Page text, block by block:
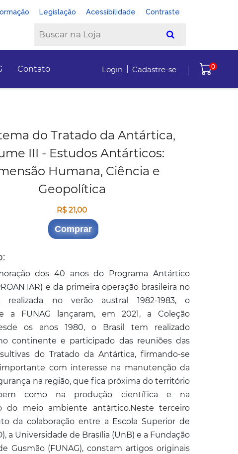
Legislação Acessibilidade Contraste
Contato Login Cadastre-se 0
do Tratado da Antártica,
III - Estudos Antárticos:
Humana, Ciência e
Geopolítica
R$ 21,00
Comprar
dos 40 anos do Programa Antártico
e da primeira operação brasileira no
realizada no verão austral 1982-1983, o
a FUNAG lançaram, em 2021, a Coleção
os anos 1980, o Brasil tem realizado
continente e participado das reuniões das
do Tratado da Antártica, firmando-se
com interesse na manutenção da
na região, que fica próxima do território
como na produção científica e na
do meio ambiente antártico.Neste terceiro
da colaboração entre a Escola Superior de
a Universidade de Brasília (UnB) e a Fundação
Gusmão (FUNAG), constam artigos originais